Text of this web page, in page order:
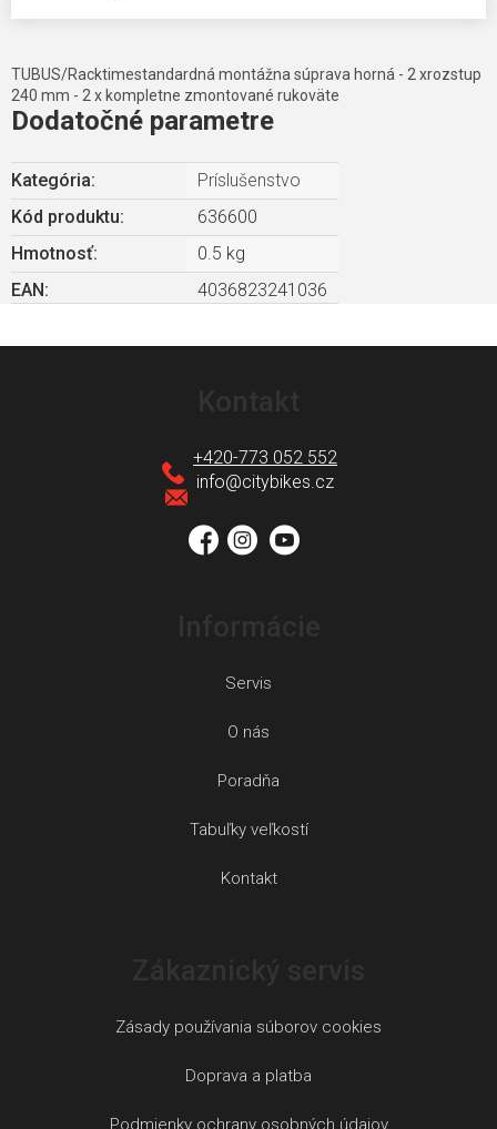
TUBUS/Racktimestandardná montážna súprava horná - 2 xrozstup
240 mm - 2 x kompletne zmontované rukoväte
Dodatočné parametre
Kategória:
Príslušenstvo
Kód produktu:
636600
Hmotnosť:
0.5 kg
EAN : 4036823241036
info@citybikes.cz
+420-773 052 552
Servis
O nás
Poradňa
Tabuľky veľkostí
Kontakt
Zásady používania súborov cookies
Doprava a platba